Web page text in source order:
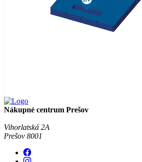
Nákupné centrum Prešov
Vihorlatská 2A
Prešov 8001